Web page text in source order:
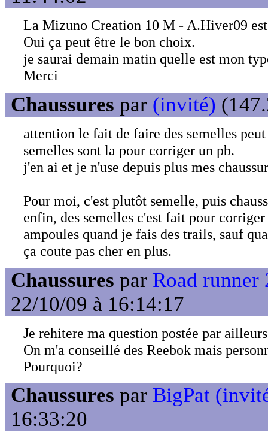
La Mizuno Creation 10 M - A.Hiver09
Oui ça peut être le bon choix.
je saurai demain matin quelle est mon
Merci
Chaussures par (invité)
attention le fait de faire des semelles
semelles sont la pour corriger un pb.
j'en ai et je n'use depuis plus mes
Pour moi, c'est plutôt semelle, puis
enfin, des semelles c'est fait pour
ampoules quand je fais des trails, sauf
ça coute pas cher en plus.
Chaussures par Road
22/10/09 à 16:14:17
Je rehitere ma question postée par ailleurs
On m'a conseillé des Reebok mais
Pourquoi?
Chaussures par BigPat
16:33:20